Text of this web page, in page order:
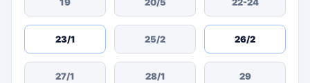
23/1 25/2 26/2
27/1 28/1 29